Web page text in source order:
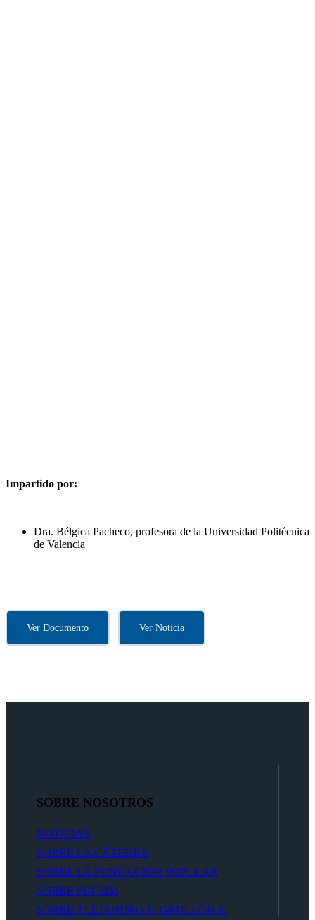
Impartido por:
Dra. Bélgica Pacheco, profesora de la Universidad Politécnica
de Valencia
Ver Documento Ver Noticia
SOBRE NOSOTROS
NOTICIAS
SOBRE LA CÁTEDRA
SOBRE LA FUNDACIÓN POPULAR
SOBRE PUCMM
SOBRE ALEJANDRO E. GRULLÓN E.